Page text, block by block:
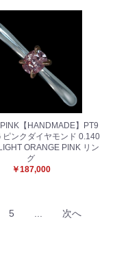
【HANDMADE】PT9
ピンクダイヤモンド 0.140
ORANGE PINK リン
グ
￥187,000
5 次へ